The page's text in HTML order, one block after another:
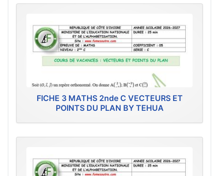
FICHE 3 MATHS 2nde C VECTEURS ET
POINTS DU PLAN BY TEHUA